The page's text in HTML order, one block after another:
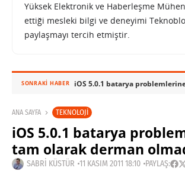
Yüksek Elektronik ve Haberleşme
ettiği mesleki bilgi ve deneyimi
paylaşmayı tercih etmiştir.
SONRAKI HABER
ANA SAYFA TEKNOLOJI
iOS 5.0.1 batarya
tam olarak derman
SABRI KÜSTÜR 11 KASIM 2011 18:10 PAYLAŞ: